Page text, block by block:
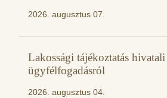
2026. augusztus 07.
Lakossági tájékoztatás hivatali
ügyfélfogadásról
2026. augusztus 04.